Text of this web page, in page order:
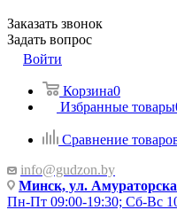
Заказать звонок
Задать вопрос
Войти
Корзина0
Избранные товары
Сравнение
info@gudzon.by
Минск, ул.
Пн-Пт 09:00-19:30; Сб-Вс